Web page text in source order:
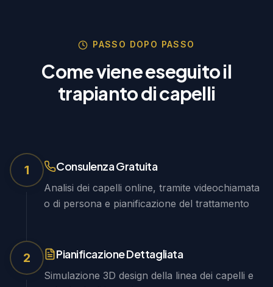
PASSO DOPO PASSO
Come viene eseguito il
trapianto di capelli
1 Consulenza Gratuita
Analisi dei capelli online, tramite videochiamata
o di persona e pianificazione del trattamento
2 Pianificazione Dettagliata
Simulazione 3D design della linea dei capelli e